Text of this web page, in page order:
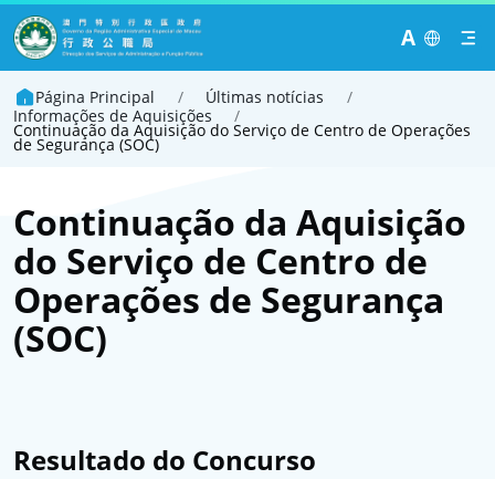
A
Página Principal / Últimas notícias
/
Informações de Aquisições
/
Continuação da Aquisição do Serviço de Centro de Operações
de Segurança (SOC)
Continuação da Aquisição
do Serviço de Centro de
Operações de Segurança
(SOC)
Resultado do Concurso